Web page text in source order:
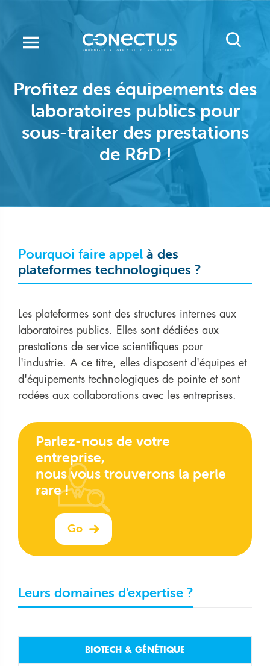
contenu
Profitez des équipements des
laboratoires publicspour
sous-traiter des prestations
de R&D !
Pourquoi faire appel à des
plateformes technologiques ?
Les plateformes sont des structures internes aux
laboratoires publics. Elles sont dédiées aux
prestations de service scientifiques pour
l'industrie. A ce titre, elles disposent d'équipes et
d'équipements technologiques de pointe et sont
rodées aux collaborations avec les entreprises.
Parlez-nous de votre
entreprise,
nous vous trouverons la perle
rare !
Go
Leurs domaines d'expertise ?
BIOTECH & GÉNÉTIQUE